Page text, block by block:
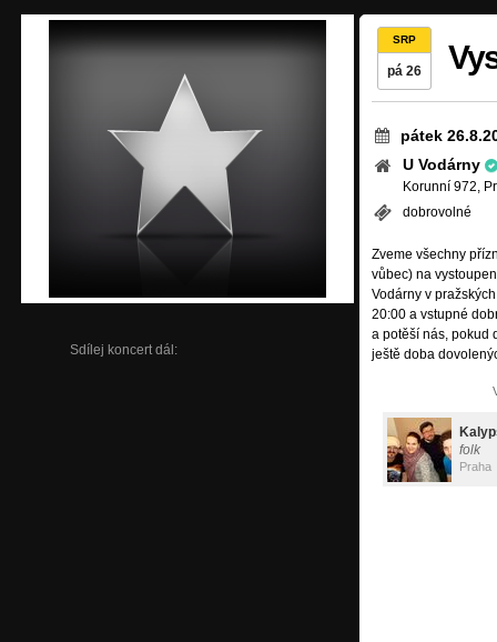
Sdílej koncert dál:
SRP
pá 26
pátek
U Vodárny
Korunní 972,
dobrovolné
Zveme všechny
vůbec) na
Vodárny v
20:00 a vstupné
a potěší nás, pokud
ještě doba
folk
Praha